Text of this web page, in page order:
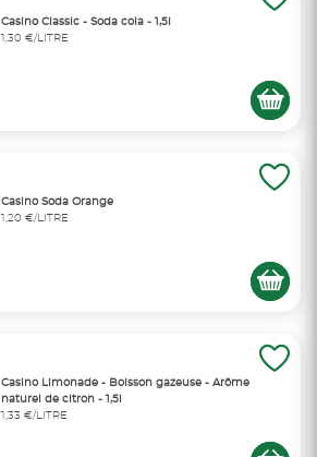
Casino Classic - Soda cola - 1,5l
1,30 €/LITRE
Casino Soda Orange
1,20 €/LITRE
Casino Limonade - Boisson gazeuse - Arôme
naturel de citron - 1,5l
1,33 €/LITRE